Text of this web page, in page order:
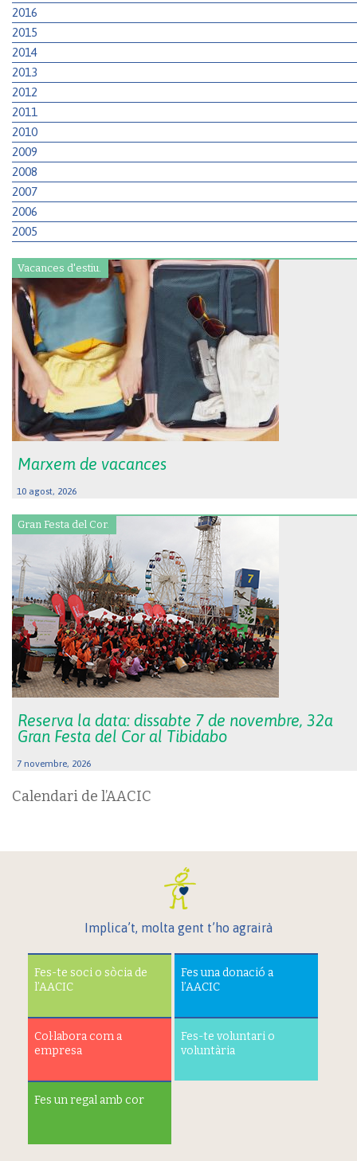
2016
2015
2014
2013
2012
2011
2010
2009
2008
2007
2006
2005
Vacances d'estiu.
Marxem de vacances
10 agost, 2026
Gran Festa del Cor.
Reserva la data: dissabte 7 de novembre, 32a
Gran Festa del Cor al Tibidabo
7 novembre, 2026
Calendari de l’AACIC
Implica’t, molta gent t’ho agrairà
Fes-te soci o sòcia de
l’AACIC
Fes una donació a
l’AACIC
Col·labora com a
empresa
Fes-te voluntari o
voluntària
Fes un regal amb cor